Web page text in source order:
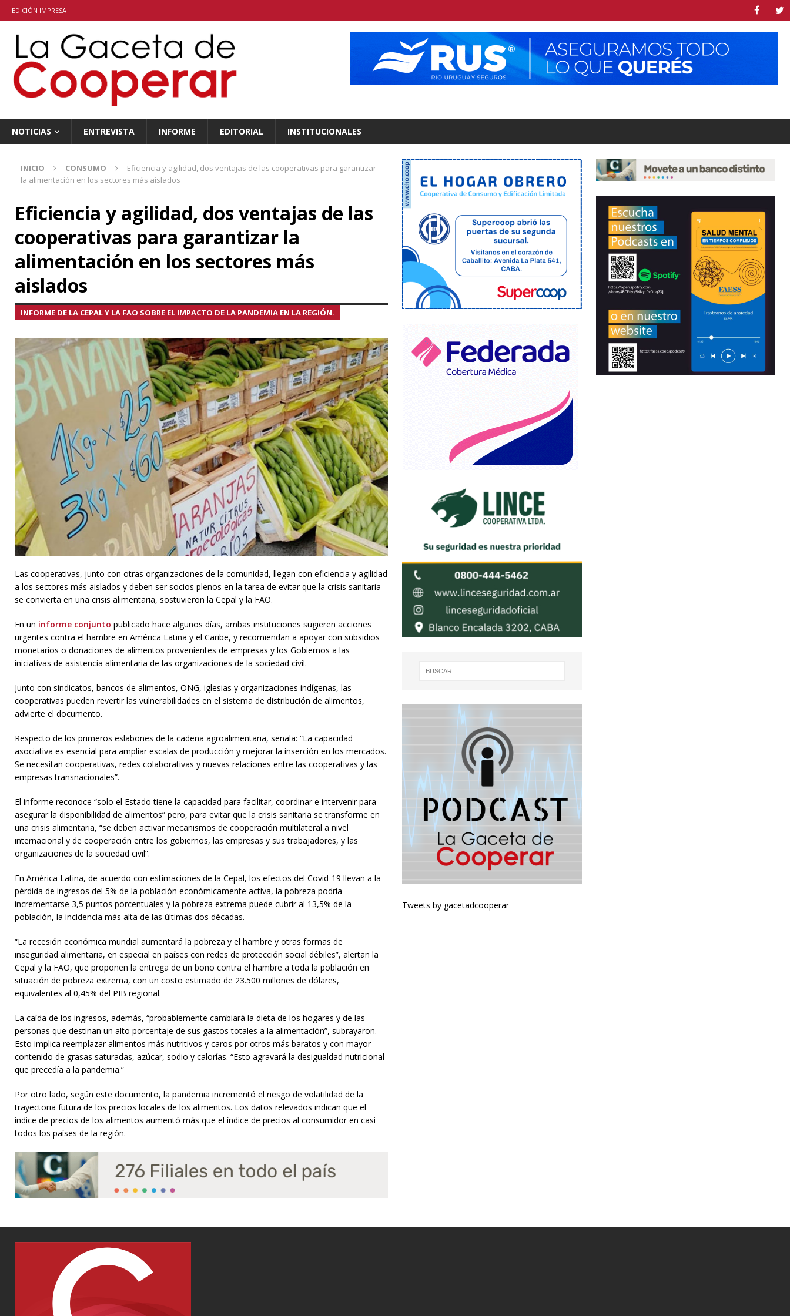
EDICIÓN IMPRESA
NOTICIAS ENTREVISTA INFORME EDITORIAL INSTITUCIONALES
INICIO CONSUMO
Eficiencia y agilidad, dos ventajas de las cooperativas para garantizar
la alimentación en los sectores más aislados
Eficiencia y agilidad, dos ventajas de las
cooperativas para garantizar la
alimentación en los sectores más
aislados
INFORME DE LA CEPAL Y LA FAO SOBRE EL IMPACTO DE LA PANDEMIA EN LA REGIÓN.
Las cooperativas, junto con otras organizaciones de la comunidad, llegan con eficiencia y agilidad
a los sectores más aislados y deben ser socios plenos en la tarea de evitar que la crisis sanitaria
se convierta en una crisis alimentaria, sostuvieron la Cepal y la FAO.
En un informe conjunto publicado hace algunos días, ambas instituciones sugieren acciones
urgentes contra el hambre en América Latina y el Caribe, y recomiendan a apoyar con subsidios
monetarios o donaciones de alimentos provenientes de empresas y los Gobiernos a las
iniciativas de asistencia alimentaria de las organizaciones de la sociedad civil.
Junto con sindicatos, bancos de alimentos, ONG, iglesias y organizaciones indígenas, las
cooperativas pueden revertir las vulnerabilidades en el sistema de distribución de alimentos,
advierte el documento.
Respecto de los primeros eslabones de la cadena agroalimentaria, señala: “La capacidad
asociativa es esencial para ampliar escalas de producción y mejorar la inserción en los mercados.
Se necesitan cooperativas, redes colaborativas y nuevas relaciones entre las cooperativas y las
empresas transnacionales”.
El informe reconoce “solo el Estado tiene la capacidad para facilitar, coordinar e intervenir para
asegurar la disponibilidad de alimentos” pero, para evitar que la crisis sanitaria se transforme en
una crisis alimentaria, “se deben activar mecanismos de cooperación multilateral a nivel
internacional y de cooperación entre los gobiernos, las empresas y sus trabajadores, y las
organizaciones de la sociedad civil”.
En América Latina, de acuerdo con estimaciones de la Cepal, los efectos del Covid-19 llevan a la
pérdida de ingresos del 5% de la población económicamente activa, la pobreza podría
incrementarse 3,5 puntos porcentuales y la pobreza extrema puede cubrir al 13,5% de la
población, la incidencia más alta de las últimas dos décadas.
“La recesión económica mundial aumentará la pobreza y el hambre y otras formas de
inseguridad alimentaria, en especial en países con redes de protección social débiles”, alertan la
Cepal y la FAO, que proponen la entrega de un bono contra el hambre a toda la población en
situación de pobreza extrema, con un costo estimado de 23.500 millones de dólares,
equivalentes al 0,45% del PIB regional.
La caída de los ingresos, además, “probablemente cambiará la dieta de los hogares y de las
personas que destinan un alto porcentaje de sus gastos totales a la alimentación”, subrayaron.
Esto implica reemplazar alimentos más nutritivos y caros por otros más baratos y con mayor
contenido de grasas saturadas, azúcar, sodio y calorías. “Esto agravará la desigualdad nutricional
que precedía a la pandemia.”
Por otro lado, según este documento, la pandemia incrementó el riesgo de volatilidad de la
trayectoria futura de los precios locales de los alimentos. Los datos relevados indican que el
índice de precios de los alimentos aumentó más que el índice de precios al consumidor en casi
todos los países de la región.
Tweets by gacetadcooperar